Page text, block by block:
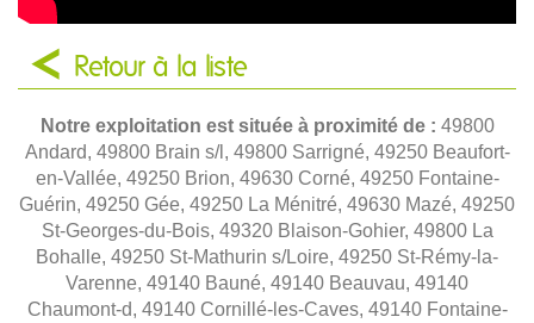
Retour à la liste
Notre exploitation est située à proximité de : 49800
Andard, 49800 Brain s/l, 49800 Sarrigné, 49250 Beaufort-
en-Vallée, 49250 Brion, 49630 Corné, 49250 Fontaine-
Guérin, 49250 Gée, 49250 La Ménitré, 49630 Mazé, 49250
St-Georges-du-Bois, 49320 Blaison-Gohier, 49800 La
Bohalle, 49250 St-Mathurin s/Loire, 49250 St-Rémy-la-
Varenne, 49140 Bauné, 49140 Beauvau, 49140
Chaumont-d, 49140 Cornillé-les-Caves, 49140 Fontaine-